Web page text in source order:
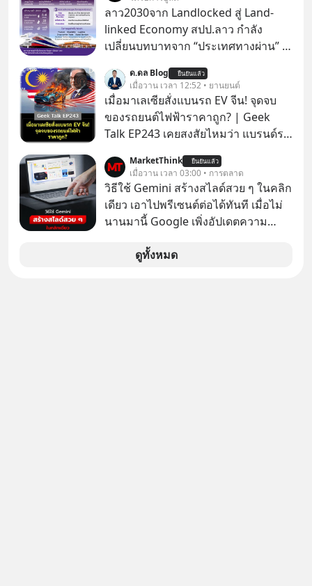
ให้บริษัทสหรัฐฯ ตั้งบริษัทโทรคมนาคม
ดาวเทียมที่ถือหุ้น 100% โดยชาวต่าง
ชาติ ในระหว่างการเจรจาการค้ากับ
ประเด็นด้านอธิปไตยของประเทศ
ลาว2030จาก Landlocked สู่ Land-
linked Economy สปป.ลาว กำลัง
เปลี่ยนบทบาทจาก “ประเทศทางผ่าน” สู่
ของอนุภูมิภาคลุ่มแม่น้ำโขง
ด.ดล Blog ยืนยันแล้ว
เมื่อวาน เวลา 12:52 • ยานยนต์
เมื่อมาเลเซียสั่งแบนรถ EV จีน! จุดจบ
ของรถยนต์ไฟฟ้าราคาถูก? | Geek
Talk EP243 เคยสงสัยไหมว่า แบรนด์รถ
ราบคาบ จะถูกสกัดดาวรุ่งจนต้องเบรก
หัวทิ่มได้อย่างไร? นี่คือเรื่องจริงที่เพิ่ง
เกิดขึ้นในมาเลเซีย เมื่อรัฐบาลประกาศ
งัด “กฎเหล็ก” สั่งบล็อกการนำเข้ารถ EV
กำแพงราคานำเข้าขั้นต่ำสูงถึง 1.7 ล้าน
บาท! งานนี้ทำเอาค่ายยักษ์ใหญ่อย่าง
MarketThink ยืนยันแล้ว
เมื่อวาน เวลา 03:00 • การตลาด
วิธีใช้ Gemini สร้างสไลด์สวย ๆ ในคลิก
เดียว เอาไปพรีเซนต์ต่อได้ทันที เมื่อไม่
นานมานี้ Google เพิ่งอัปเดตความ
สามารถใช้ Gemini ช่วยสร้างสไลด์นำ
ดูทั้งหมด